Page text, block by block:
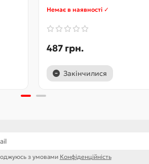
Немає в наявності ✓
487 грн.
Закінчилися
з умовами Конфіденційність